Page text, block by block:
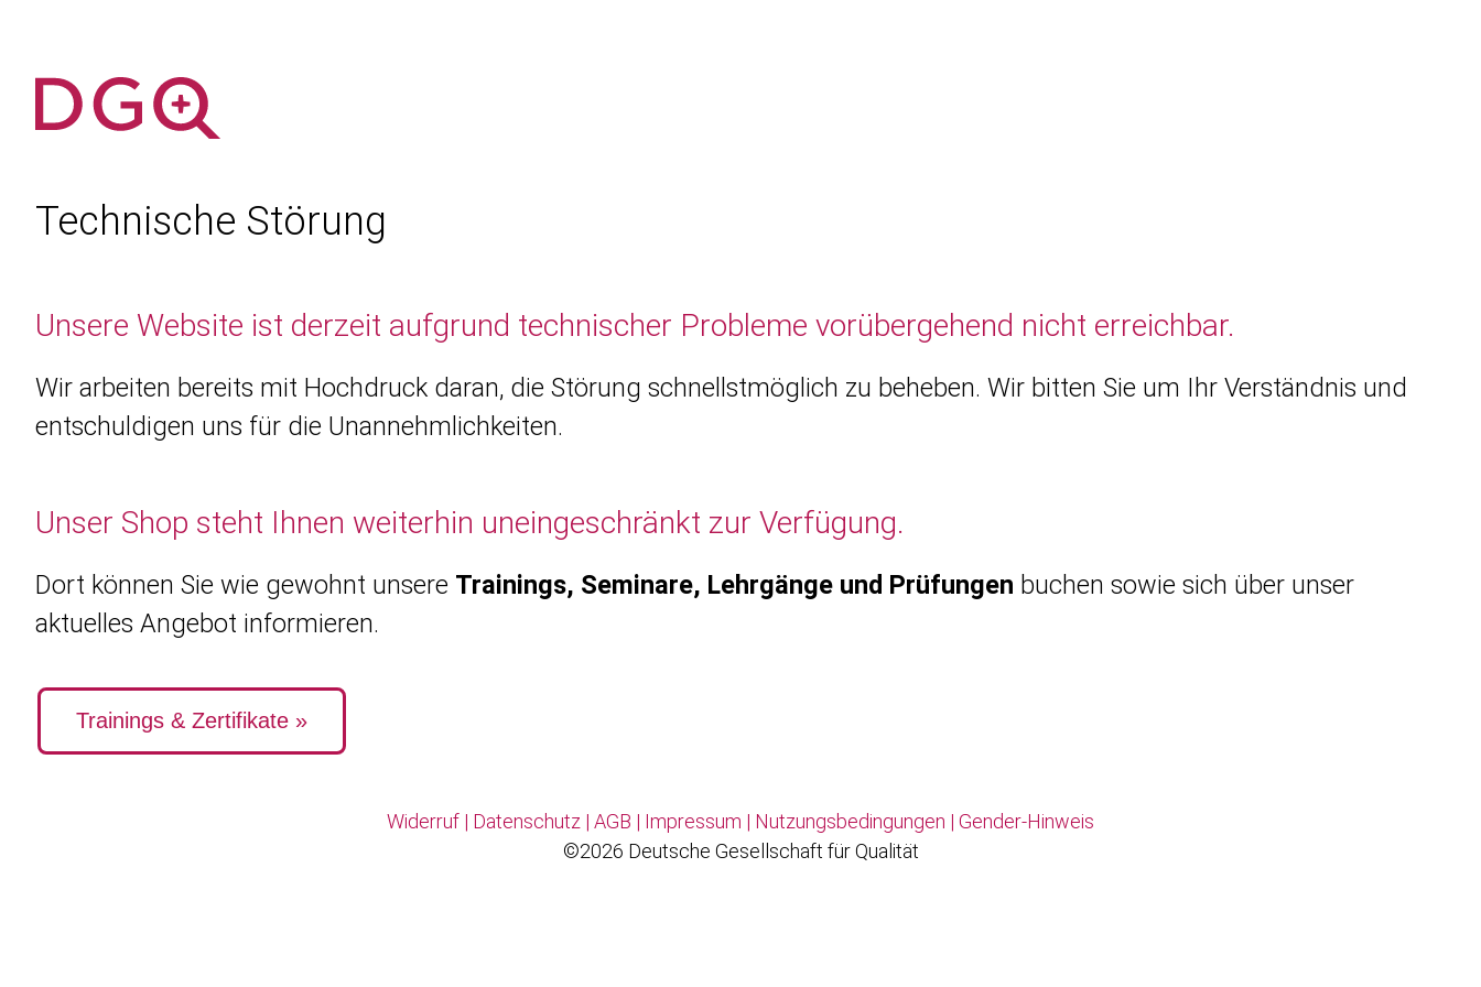
Technische Störung
Unsere Website ist derzeit aufgrund technischer Probleme vorübergehend nicht erreichbar.
Wir arbeiten bereits mit Hochdruck daran, die Störung schnellstmöglich zu beheben. Wir bitten Sie um Ihr Verständnis und
entschuldigen uns für die Unannehmlichkeiten.
Unser Shop steht Ihnen weiterhin uneingeschränkt zur Verfügung.
Dort können Sie wie gewohnt unsere Trainings, Seminare, Lehrgänge und Prüfungen buchen sowie sich über unser
aktuelles Angebot informieren.
Trainings & Zertifikate »
Widerruf | Datenschutz | AGB | Impressum | Nutzungsbedingungen | Gender-Hinweis
©2026 Deutsche Gesellschaft für Qualität